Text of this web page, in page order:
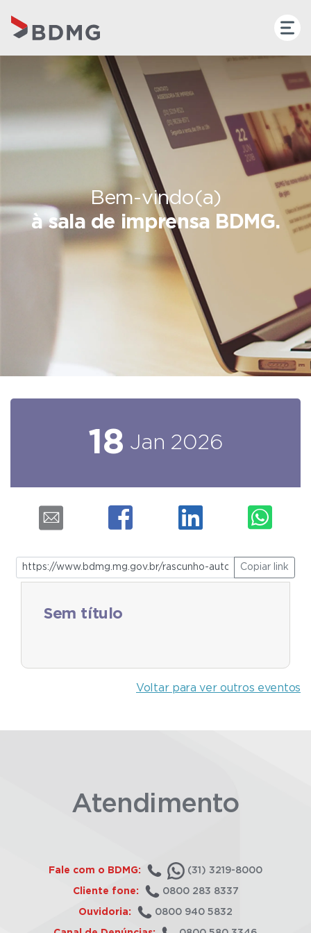
Bem-vindo(a)
à sala de imprensa BDMG.
18 Jan 2026
Copiar link
Sem título
Voltar para ver outros eventos
Atendimento
Fale com o BDMG: (31) 3219-8000
Cliente fone: 0800 283 8337
Ouvidoria: 0800 940 5832